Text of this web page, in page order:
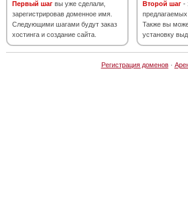
Первый шаг вы уже сделали,
зарегистрировав доменное имя.
Следующими шагами будут заказ
хостинга и создание сайта.
Второй шаг -
Также вы
установку
Регистрация доменов·